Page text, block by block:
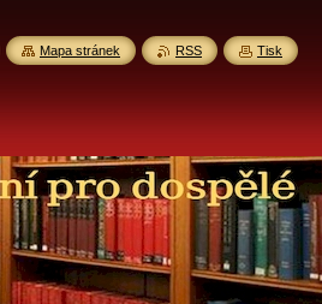
Mapa stránek RSS Tisk